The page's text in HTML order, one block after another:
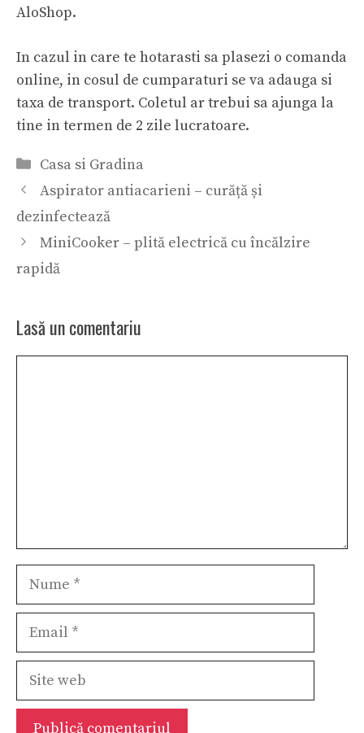
AloShop.
In cazul in care te hotarasti sa plasezi o comanda
online, in cosul de cumparaturi se va adauga si
taxa de transport. Coletul ar trebui sa ajunga la
tine in termen de 2 zile lucratoare.
Categorii
Casa si Gradina
Aspirator antiacarieni – curăță și
dezinfectează
MiniCooker – plită electrică cu încălzire
rapidă
Lasă un comentariu
Nume
Email
Site